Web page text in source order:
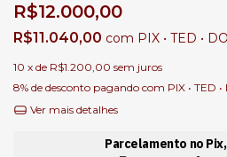
R$12.000,00
R$11.040,00 com PIX • TED •
10 x de R$1.200,00 sem juros
8% de desconto pagando com PIX • TED •
Ver mais detalhes